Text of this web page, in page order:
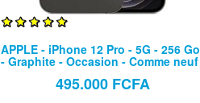
APPLE - iPhone 12 Pro - 5G - 256 Go
- Graphite - Occasion - Comme neuf
495.000 FCFA